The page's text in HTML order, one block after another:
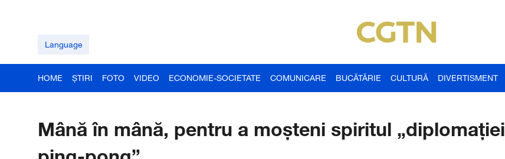
Language
HOME ȘTIRI FOTO VIDEO ECONOMIE-SOCIETATE COMUNICARE BUCĂTĂRIE CULTURĂ DIVERTISMENT
Mână în mână, pentru a moșteni spiritul „diplomației